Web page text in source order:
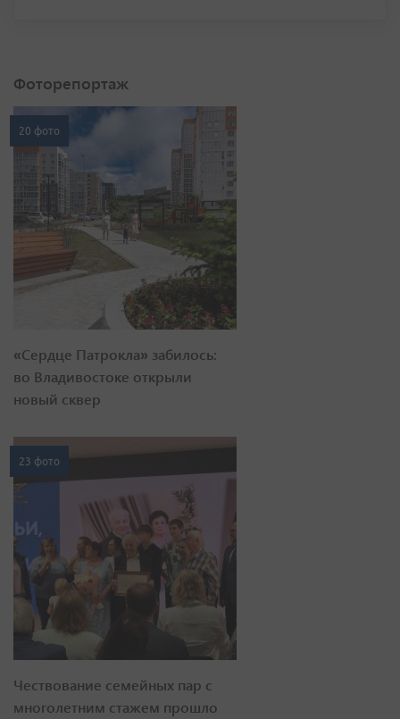
Фоторепортаж
20 фото
«Сердце Патрокла» забилось:
во Владивостоке открыли
новый сквер
23 фото
Чествование семейных пар с
многолетним стажем прошло